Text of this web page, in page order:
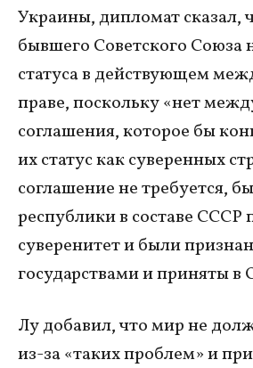
Украины, дипломат сказал,
бывшего Советского Союза
статуса в действующем
праве, поскольку «нет
соглашения, которое бы
их статус как суверенных
соглашение не требуется,
республики в составе СССР
суверенитет и были
государствами и приняты
Лу добавил, что мир не
из-за «таких проблем» и